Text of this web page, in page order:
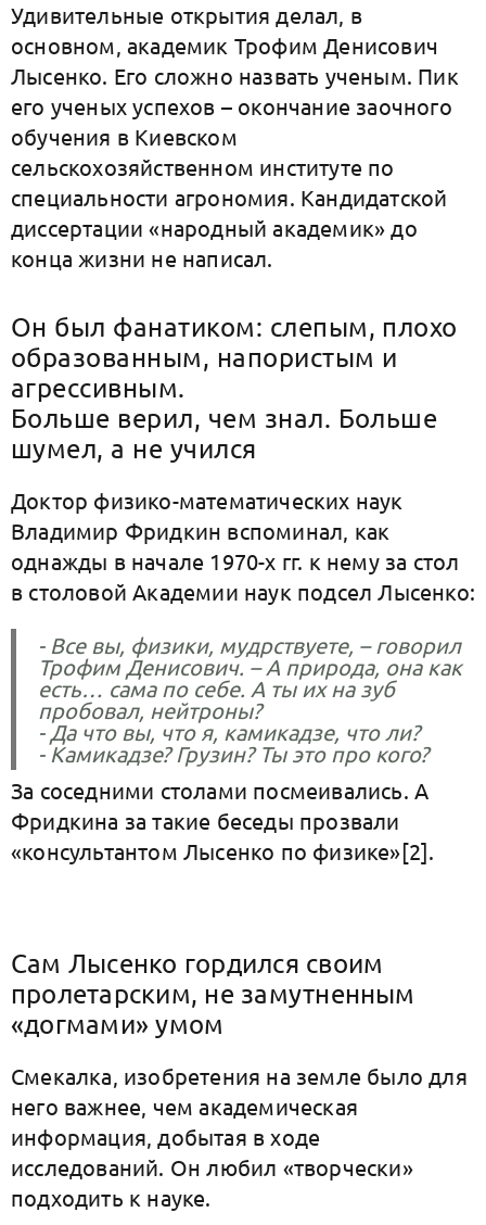
Удивительные открытия делал, в
основном, академик Трофим Денисович
Лысенко. Его сложно назвать ученым. Пик
его ученых успехов – окончание заочного
обучения в Киевском
сельскохозяйственном институте по
специальности агрономия. Кандидатской
диссертации «народный академик» до
конца жизни не написал.
Он был фанатиком: слепым, плохо
образованным, напористым и
агрессивным.
Больше верил, чем знал. Больше
шумел, а не учился
Доктор физико-математических наук
Владимир Фридкин вспоминал, как
однажды в начале 1970-х гг. к нему за стол
в столовой Академии наук подсел Лысенко:
- Все вы, физики, мудрствуете, – говорил
Трофим Денисович. – А природа, она как
есть… сама по себе. А ты их на зуб
пробовал, нейтроны?
- Да что вы, что я, камикадзе, что ли?
- Камикадзе? Грузин? Ты это про кого?
За соседними столами посмеивались. А
Фридкина за такие беседы прозвали
«консультантом Лысенко по физике»[2].
Сам Лысенко гордился своим
пролетарским, не замутненным
«догмами» умом
Смекалка, изобретения на земле было для
него важнее, чем академическая
информация, добытая в ходе
исследований. Он любил «творчески»
подходить к науке.